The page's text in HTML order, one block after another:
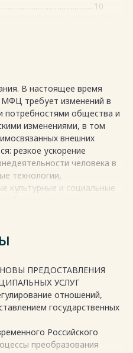
услуг 18
УСЛУГ 27
в МАУ МФЦ
граждан (населения)
услуг 41
УПРАВЛЕНИЯ
УЧРЕЖДЕНИЯ 51
предоставления
мероприятий,
деятельности
и муниципальных услуг
77
В настоящее время
требует изменений в
потребностями общества и
изменениями, в том
внешних
резкое ускорение
человека в
технологии,
культурные и социальные
услуг и сервисов в
внедрение
использовании этих
экономику»;
услуг ряда
и, особенно,
которых представлены в
Федерации сеть
ПРЕДОСТАВЛЕНИЯ
УСЛУГ
отношений,
государственных
Российского
преобразования